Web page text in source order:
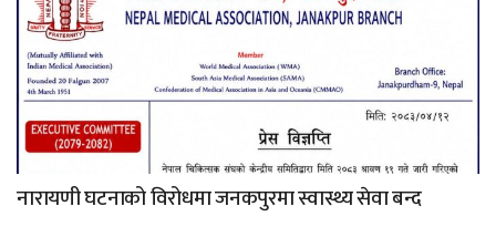
नारायणी घटनाको विरोधमा जनकपुरमा स्वास्थ्य सेवा बन्द